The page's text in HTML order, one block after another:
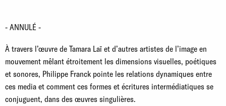
- ANNULÉ -
À travers l’œuvre de Tamara Laï et d’autres artistes de l’image en
mouvement mêlant étroitement les dimensions visuelles, poétiques
et sonores, Philippe Franck pointe les relations dynamiques entre
ces media et comment ces formes et écritures intermédiatiques se
conjuguent, dans des œuvres singulières.